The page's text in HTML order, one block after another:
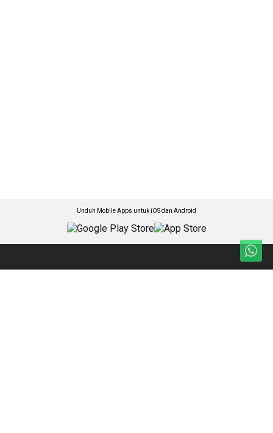
Unduh Mobile Apps untuk iOS dan Android